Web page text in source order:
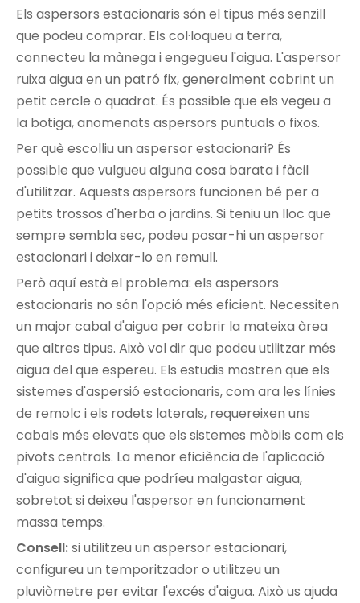
Els aspersors estacionaris són el tipus més senzill
que podeu comprar. Els col·loqueu a terra,
connecteu la mànega i engegueu l'aigua. L'aspersor
ruixa aigua en un patró fix, generalment cobrint un
petit cercle o quadrat. És possible que els vegeu a
la botiga, anomenats aspersors puntuals o fixos.
Per què escolliu un aspersor estacionari? És
possible que vulgueu alguna cosa barata i fàcil
d'utilitzar. Aquests aspersors funcionen bé per a
petits trossos d'herba o jardins. Si teniu un lloc que
sempre sembla sec, podeu posar-hi un aspersor
estacionari i deixar-lo en remull.
Però aquí està el problema: els aspersors
estacionaris no són l'opció més eficient. Necessiten
un major cabal d'aigua per cobrir la mateixa àrea
que altres tipus. Això vol dir que podeu utilitzar més
aigua del que espereu. Els estudis mostren que els
sistemes d'aspersió estacionaris, com ara les línies
de remolc i els rodets laterals, requereixen uns
cabals més elevats que els sistemes mòbils com els
pivots centrals. La menor eficiència de l'aplicació
d'aigua significa que podríeu malgastar aigua,
sobretot si deixeu l'aspersor en funcionament
massa temps.
Consell:si utilitzeu un aspersor estacionari,
configureu un temporitzador o utilitzeu un
pluviòmetre per evitar l'excés d'aigua. Això us ajuda